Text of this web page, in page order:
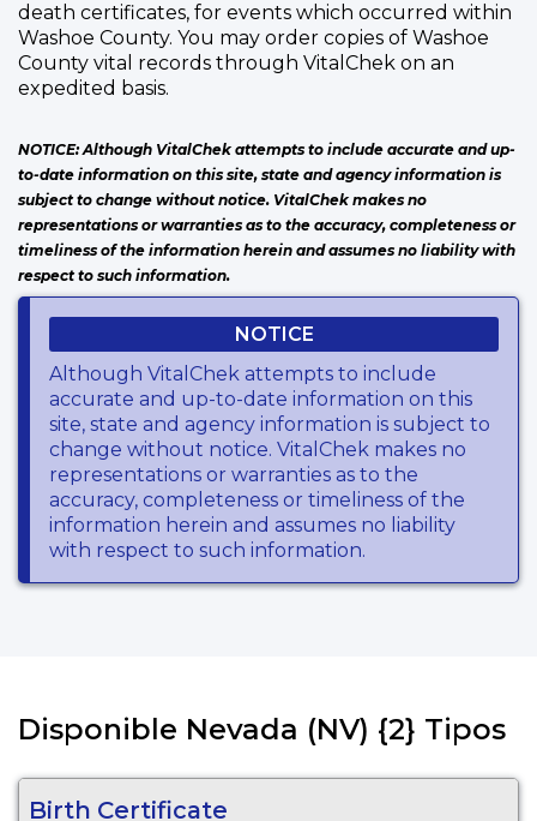
death certificates, for events which occurred within
Washoe County. You may order copies of Washoe
County vital records through VitalChek on an
expedited basis.
NOTICE: Although VitalChek attempts to include accurate and up-
to-date information on this site, state and agency information is
subject to change without notice. VitalChek makes no
representations or warranties as to the accuracy, completeness or
timeliness of the information herein and assumes no liability with
respect to such information.
NOTICE
Although VitalChek attempts to include
accurate and up-to-date information on this
site, state and agency information is subject to
change without notice. VitalChek makes no
representations or warranties as to the
accuracy, completeness or timeliness of the
information herein and assumes no liability
with respect to such information.
Disponible Nevada (NV) {2} Tipos
Birth Certificate